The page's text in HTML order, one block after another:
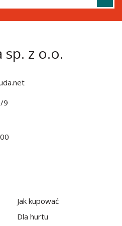
sp. z o.o.
9
Jak kupować
Dla hurtu